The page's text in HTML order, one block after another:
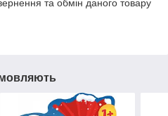
та обмін даного товару